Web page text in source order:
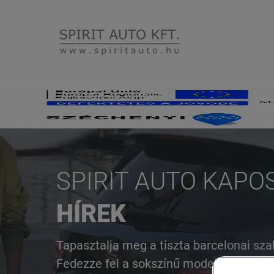
Volkswagen
Gyorskereső
Azonnal elvihető modelleink
Névjegy keresése
Ajánlat
Névjegy keresése Szolgáltatásaink
Áttekintés
SPIRIT AUTO
HÍREK
Tapasztalja meg a tiszta barcelonai
Fedezze fel a sokszínű modelljeinket